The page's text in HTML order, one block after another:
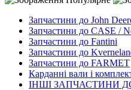
Запчастини до John
Запчастини до CASE /
Запчастини до Fantini
Запчастини до
Запчастини до FARMET
Карданні вали і
ІНШІ ЗАПЧАСТИНИ